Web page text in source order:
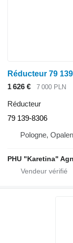
1 626 € 7 000 PLN
Réducteur
79 139-8306
Pologne,
PHU "Karetina"